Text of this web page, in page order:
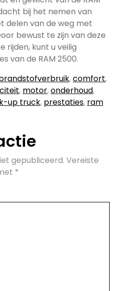
bij het nemen van
delen van de weg met
bewust te zijn van deze
rijden, kunt u veilig
van de RAM 2500.
,comfort,
, motor,onderhoud,
up truck, prestaties, ram
gepubliceerd. Vereiste
*